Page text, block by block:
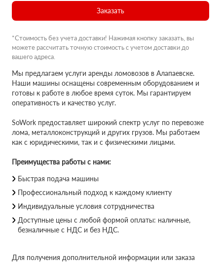
Заказать
*Стоимость без учета доставки! Нажимая кнопку заказать, вы
можете рассчитать точную стоимость с учетом доставки до
вашего адреса.
Мы предлагаем услуги аренды ломовозов в Алапаевске.
Наши машины оснащены современным оборудованием и
готовы к работе в любое время суток. Мы гарантируем
оперативность и качество услуг.
SoWork предоставляет широкий спектр услуг по перевозке
лома, металлоконструкций и других грузов. Мы работаем
как с юридическими, так и с физическими лицами.
Преимущества работы с нами:
Быстрая подача машины
Профессиональный подход к каждому клиенту
Индивидуальные условия сотрудничества
Доступные цены с любой формой оплаты: наличные,
безналичные с НДС и без НДС.
Для получения дополнительной информации или заказа